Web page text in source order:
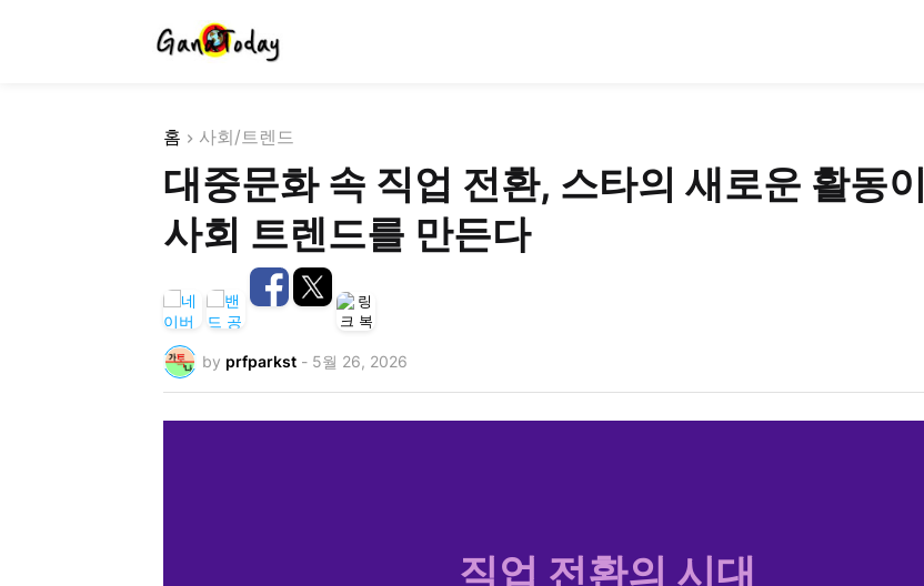
홈 사회/트렌드
대중문화 속 직업 전환, 스타의 새로운 활동이
사회 트렌드를 만든다
by prfparkst - 5월 26, 2026
직업 전환의 시대